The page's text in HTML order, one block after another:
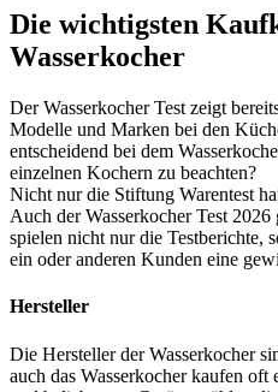
Die wichtigsten
Wasserkocher
Der Wasserkocher Test zeigt
Modelle und Marken bei den
entscheidend bei dem
einzelnen Kochern zu beachten?
Nicht nur die Stiftung Warentest
Auch der Wasserkocher Test 2026
spielen nicht nur die Testberichte,
ein oder anderen Kunden eine
Hersteller
Die Hersteller der Wasserkocher
auch das Wasserkocher kaufen oft